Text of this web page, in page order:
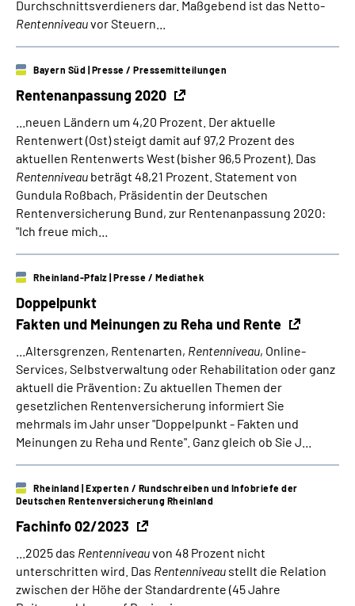
Durchschnittsverdieners dar. Maßgebend ist das Netto-
Rentenniveauvor Steuern...
Rentenanpassung 2020
Bayern Süd | Presse / Pressemitteilungen
...neuen Ländern um 4,20 Prozent. Der aktuelle
Rentenwert (Ost) steigt damit auf 97,2 Prozent des
aktuellen Rentenwerts West (bisher 96,5 Prozent). Das
Rentenniveau beträgt 48,21 Prozent. Statement von
Gundula Roßbach, Präsidentin der Deutschen
Rentenversicherung Bund, zur Rentenanpassung 2020:
"Ich freue mich...
Doppelpunkt­
Fakten und Meinungen zu Reha und Rente
Rheinland-Pfalz | Presse / Mediathek
...Altersgrenzen, Rentenarten, Rentenniveau, Online-
Services, Selbstverwaltung oder Rehabilitation oder ganz
aktuell die Prävention: Zu aktuellen Themen der
gesetzlichen Rentenversicherung informiert Sie
mehrmals im Jahr unser "Doppelpunkt - Fakten und
Meinungen zu Reha und Rente". Ganz gleich ob Sie J...
Fachinfo 02/2023
Rheinland | Experten / Rundschreiben und Infobriefe der
Deutschen Rentenversicherung Rheinland
...2025 das Rentenniveauvon 48 Prozent nicht
unterschritten wird. Das Rentenniveau stellt die Relation
zwischen der Höhe der Standardrente (45 Jahre